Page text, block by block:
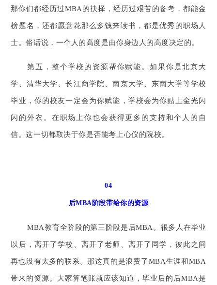
那你们都经历过MBA的抉择，经历过艰苦的备考，都能金
榜题名，还都愿意花那么多钱来读书，都是优秀的职场人
士。俗话说，一个人的高度是由你身边人的高度决定的。
第五，整个学校的资源帮你赋能。如果你是北京大
学、清华大学、长江商学院、南京大学、东南大学等学校
毕业，你的校友一定会为你赋能，学校会为你贴上金光闪
闪的外衣。在职场上你也会获得更多的支持和个人的自
信。这一切都取决于你是否能考上心仪的院校。
04
后MBA阶段带给你的资源
MBA教育全阶段的第三阶段是后MBA。 很多人在毕业
以后，离开了学校、离开了老师、离开了同学，彼此之间
再也没有太多的联系。那这真的是浪费了MBA生涯和MBA
带来的资源。 大家算笔账就应该知道，毕业后的后MBA是